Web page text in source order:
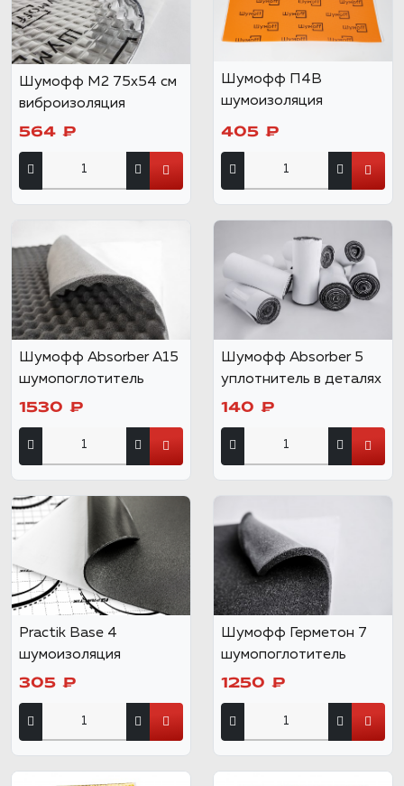
Шумофф М2 75x54 см
виброизоляция
564 ₽
Шумофф П4В
шумоизоляция
405 ₽
Шумофф Absorber А15
шумопоглотитель
1530 ₽
Шумофф Absorber 5
уплотнитель в деталях
140 ₽
Practik Base 4
шумоизоляция
305 ₽
Шумофф Герметон 7
шумопоглотитель
1250 ₽